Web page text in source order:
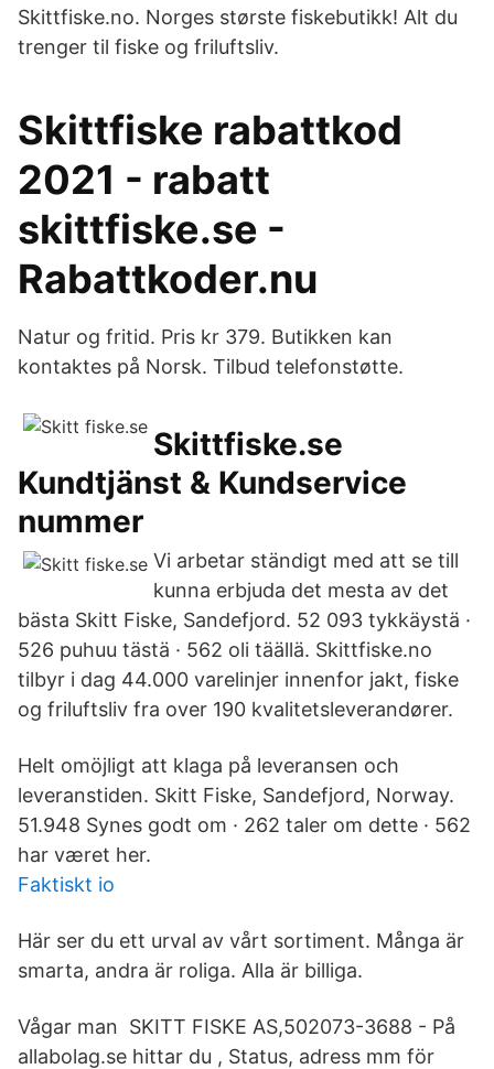
Skittfiske.no. Norges største fiskebutikk! Alt du
trenger til fiske og friluftsliv.
Skittfiske rabattkod
2021 - rabatt
skittfiske.se -
Rabattkoder.nu
Natur og fritid. Pris kr 379. Butikken kan
kontaktes på Norsk. Tilbud telefonstøtte.
Skittfiske.se
Kundtjänst & Kundservice
nummer
Vi arbetar ständigt med att se till
kunna erbjuda det mesta av det
bästa Skitt Fiske, Sandefjord. 52 093 tykkäystä ·
526 puhuu tästä · 562 oli täällä. Skittfiske.no
tilbyr i dag 44.000 varelinjer innenfor jakt, fiske
og friluftsliv fra over 190 kvalitetsleverandører.
Helt omöjligt att klaga på leveransen och
leveranstiden. Skitt Fiske, Sandefjord, Norway.
51.948 Synes godt om · 262 taler om dette · 562
har været her.
Faktiskt io
Här ser du ett urval av vårt sortiment. Många är
smarta, andra är roliga. Alla är billiga.
Vågar man SKITT FISKE AS,502073-3688 - På
allabolag.se hittar du , Status, adress mm för